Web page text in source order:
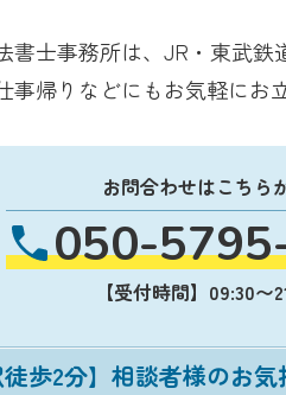
書士事務所は、JR・東武
事帰りなどにもお気軽にお
お問合わせはこちら
050-
【受付時間】09:30〜
徒歩2分】相談者様のお